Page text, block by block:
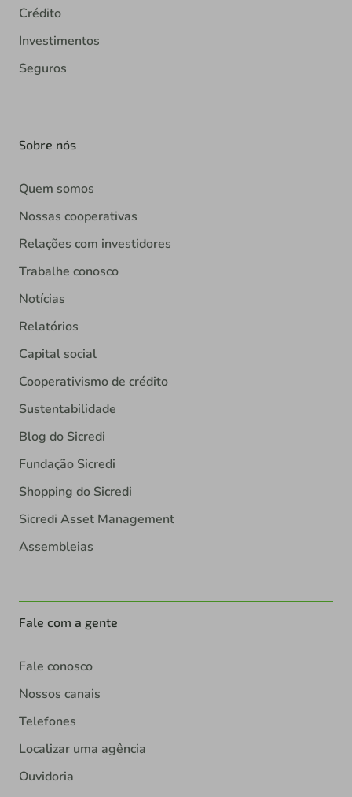
Crédito
Investimentos
Seguros
Sobre nós
Quem somos
Nossas cooperativas
Relações com investidores
Trabalhe conosco
Notícias
Relatórios
Capital social
Cooperativismo de crédito
Sustentabilidade
Blog do Sicredi
Fundação Sicredi
Shopping do Sicredi
Sicredi Asset Management
Assembleias
Fale com a gente
Fale conosco
Nossos canais
Telefones
Localizar uma agência
Ouvidoria